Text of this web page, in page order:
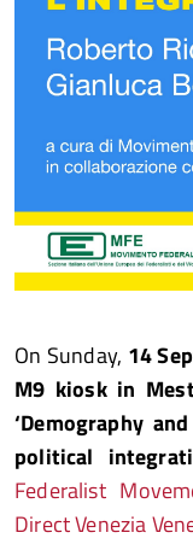
On Sunday, 14
M9 kiosk in
‘Demography
political
Federalist
Direct Venezia